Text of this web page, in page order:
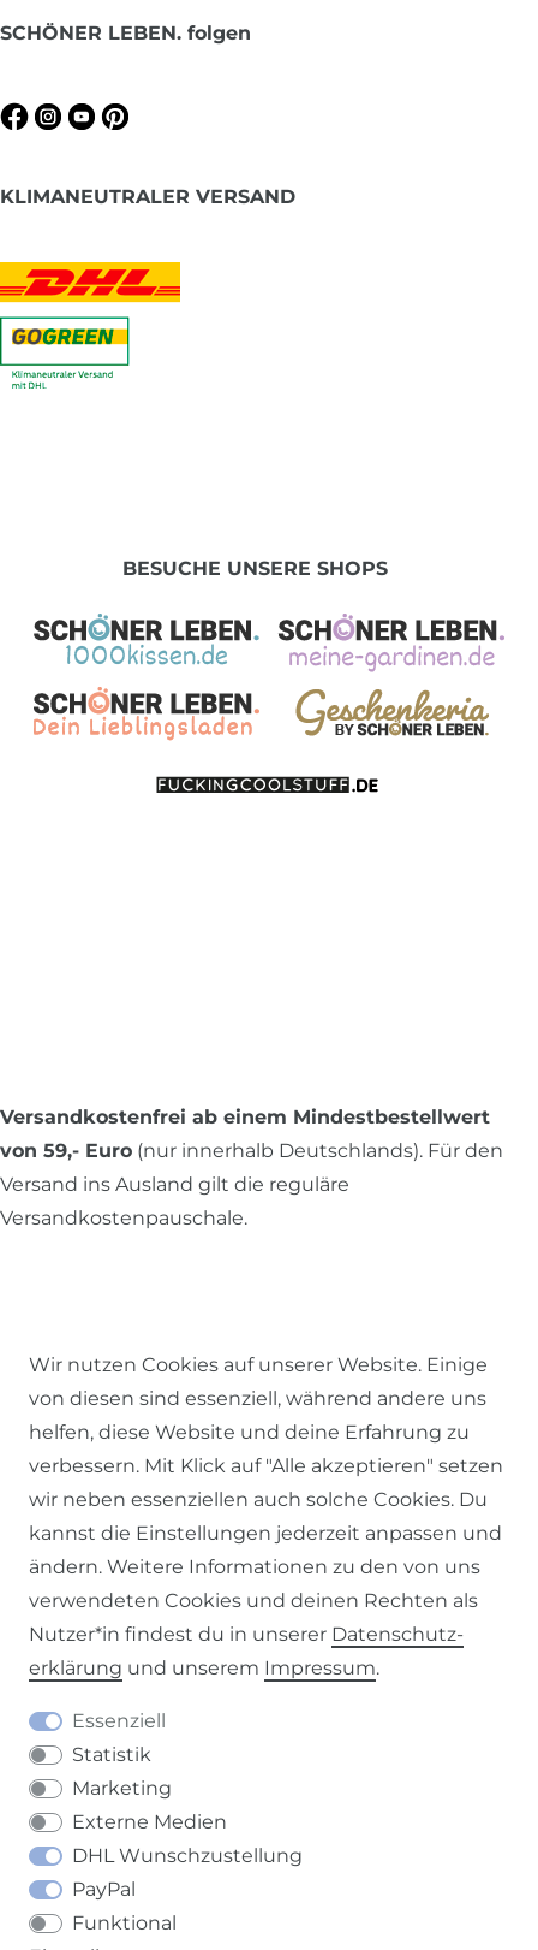
SCHÖNER LEBEN. folgen
KLIMANEUTRALER VERSAND
BESUCHE UNSERE SHOPS
Versandkostenfrei ab einem Mindestbestellwert
von 59,- Euro (nur innerhalb Deutschlands). Für den
Versand ins Ausland gilt die reguläre
Versandkostenpauschale.
© 2026 SCHÖNER LEBEN.
Impressum Daten­schutz­erklärung AGB
Barrierefreiheitserklärung
VERTRAG WIDERRUFEN
Wir nutzen Cookies auf unserer Website. Einige
von diesen sind essenziell, während andere uns
helfen, diese Website und deine Erfahrung zu
verbessern. Mit Klick auf "Alle akzeptieren" setzen
wir neben essenziellen auch solche Cookies. Du
kannst die Einstellungen jederzeit anpassen und
ändern. Weitere Informationen zu den von uns
verwendeten Cookies und deinen Rechten als
Nutzer*in findest du in unserer Daten­schutz­
erklärung und unserem Impressum.
Essenziell
Statistik
Marketing
Externe Medien
DHL Wunschzustellung
PayPal
Funktional